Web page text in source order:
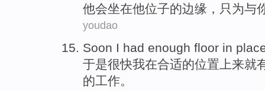
他会坐在他位子的边缘 ，只为与
youdao
Soon I had enough floor in
于是很快我在合适的位置 上来就
的工作。